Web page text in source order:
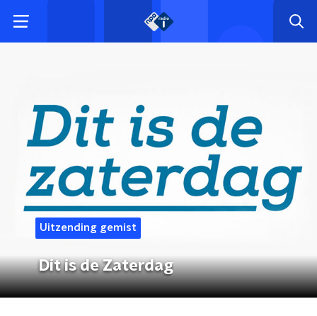
Uitzending gemist
Dit is de Zaterdag